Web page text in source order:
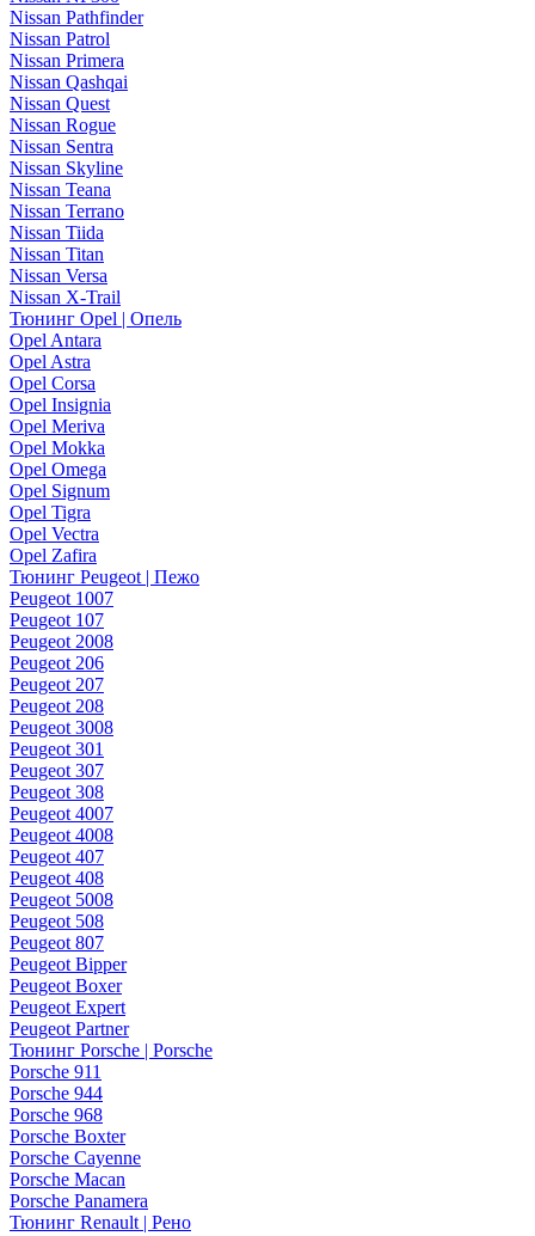
Nissan Pathfinder
Nissan Patrol
Nissan Primera
Nissan Qashqai
Nissan Quest
Nissan Rogue
Nissan Sentra
Nissan Skyline
Nissan Teana
Nissan Terrano
Nissan Tiida
Nissan Titan
Nissan Versa
Nissan X-Trail
Тюнинг Opel | Опель
Opel Antara
Opel Astra
Opel Corsa
Opel Insignia
Opel Meriva
Opel Mokka
Opel Omega
Opel Signum
Opel Tigra
Opel Vectra
Opel Zafira
Тюнинг Peugeot | Пежо
Peugeot 1007
Peugeot 107
Peugeot 2008
Peugeot 206
Peugeot 207
Peugeot 208
Peugeot 3008
Peugeot 301
Peugeot 307
Peugeot 308
Peugeot 4007
Peugeot 4008
Peugeot 407
Peugeot 408
Peugeot 5008
Peugeot 508
Peugeot 807
Peugeot Bipper
Peugeot Boxer
Peugeot Expert
Peugeot Partner
Тюнинг Porsche | Porsche
Porsche 911
Porsche 944
Porsche 968
Porsche Boxter
Porsche Cayenne
Porsche Macan
Porsche Panamera
Тюнинг Renault | Рено